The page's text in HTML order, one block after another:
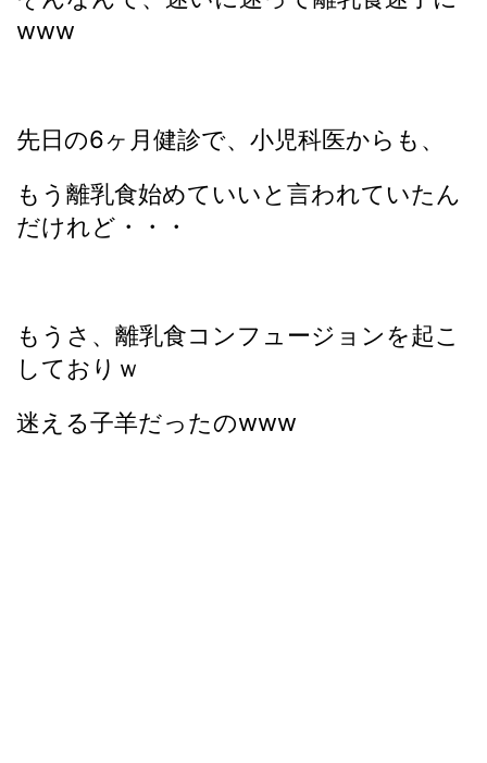
www
先日の6ヶ月健診で、小児科医からも、
もう離乳食始めていいと言われていたん
だけれど・・・
もうさ、離乳食コンフュージョンを起こ
しておりｗ
迷える子羊だったのwww